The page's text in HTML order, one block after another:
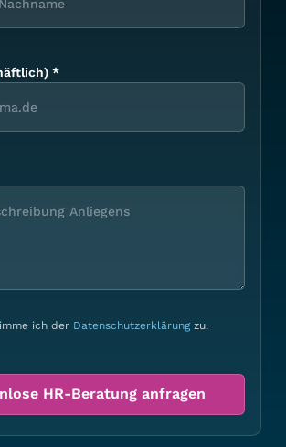
*
ich der Datenschutzerklärungzu.